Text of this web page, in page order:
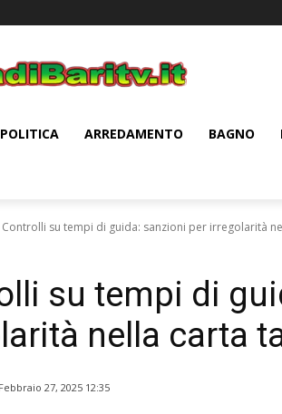
POLITICA ARREDAMENTO BAGNO
Controlli su tempi di guida: sanzioni per irregolarità
su tempi di
nella carta
Febbraio 27, 2025 12:35